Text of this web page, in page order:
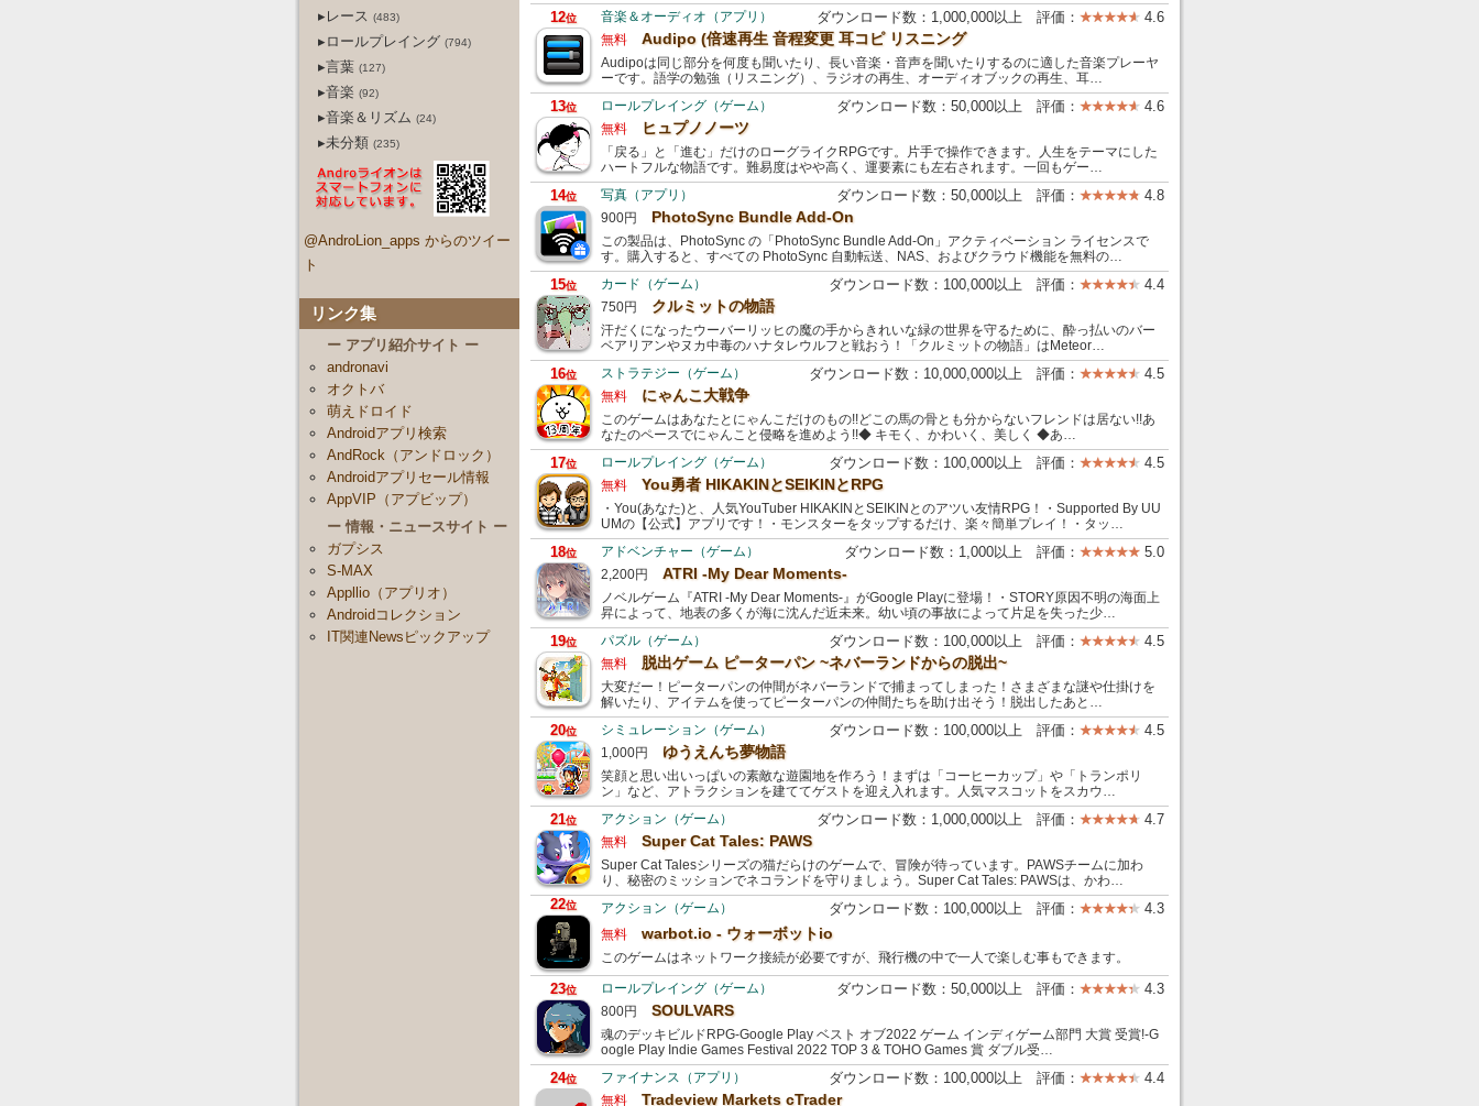
▸レース (483)
▸ロールプレイング (794)
▸言葉 (127)
▸音楽 (92)
▸音楽＆リズム (24)
▸未分類 (235)
@AndroLion_apps からのツイー
ト
リンク集
ー アプリ紹介サイト ー
andronavi
オクトバ
萌えドロイド
Androidアプリ検索
AndRock（アンドロック）
Androidアプリセール情報
AppVIP（アプビップ）
ー 情報・ニュースサイト ー
ガプシス
S-MAX
Appllio（アプリオ）
Androidコレクション
IT関連Newsピックアップ
12位 音楽＆オーディオ（アプリ） ダウンロード数：1,000,000以上 評価： 4.6
無料 Audipo (倍速再生 音程変更 耳コピ リスニング
Audipoは同じ部分を何度も聞いたり、長い音楽・音声を聞いたりするのに適した音楽プレーヤ
ーです。語学の勉強（リスニング）、ラジオの再生、オーディオブックの再生、耳…
13位 ロールプレイング（ゲーム） ダウンロード数：50,000以上 評価： 4.6
無料 ヒュプノノーツ
「戻る」と「進む」だけのローグライクRPGです。片手で操作できます。人生をテーマにした
ハートフルな物語です。難易度はやや高く、運要素にも左右されます。一回もゲー…
14位 写真（アプリ） ダウンロード数：50,000以上 評価： 4.8
900円 PhotoSync Bundle Add-On
この製品は、PhotoSync の「PhotoSync Bundle Add-On」アクティベーション ライセンスで
す。購入すると、すべての PhotoSync 自動転送、NAS、およびクラウド機能を無料の…
15位 カード（ゲーム） ダウンロード数：100,000以上 評価： 4.4
750円 クルミットの物語
汗だくになったウーバーリッヒの魔の手からきれいな緑の世界を守るために、酔っ払いのバー
ベアリアンやヌカ中毒のハナタレウルフと戦おう！「クルミットの物語」はMeteor…
16位 ストラテジー（ゲーム） ダウンロード数：10,000,000以上 評価： 4.5
無料 にゃんこ大戦争
このゲームはあなたとにゃんこだけのもの!!どこの馬の骨とも分からないフレンドは居ない!!あ
なたのペースでにゃんこと侵略を進めよう!!◆ キモく、かわいく、美しく ◆あ…
17位 ロールプレイング（ゲーム） ダウンロード数：100,000以上 評価： 4.5
無料 You勇者 HIKAKINとSEIKINとRPG
・You(あなた)と、人気YouTuber HIKAKINとSEIKINとのアツい友情RPG！・Supported By UU
UMの【公式】アプリです！・モンスターをタップするだけ、楽々簡単プレイ！・タッ…
18位 アドベンチャー（ゲーム） ダウンロード数：1,000以上 評価： 5.0
2,200円 ATRI -My Dear Moments-
ノベルゲーム『ATRI -My Dear Moments-』がGoogle Playに登場！・STORY原因不明の海面上
昇によって、地表の多くが海に沈んだ近未来。幼い頃の事故によって片足を失った少…
19位 パズル（ゲーム） ダウンロード数：100,000以上 評価： 4.5
無料 脱出ゲーム ピーターパン ~ネバーランドからの脱出~
大変だー！ピーターパンの仲間がネバーランドで捕まってしまった！さまざまな謎や仕掛けを
解いたり、アイテムを使ってピーターパンの仲間たちを助け出そう！脱出したあと…
20位 シミュレーション（ゲーム） ダウンロード数：100,000以上 評価： 4.5
1,000円 ゆうえんち夢物語
笑顔と思い出いっぱいの素敵な遊園地を作ろう！まずは「コーヒーカップ」や「トランポリ
ン」など、アトラクションを建ててゲストを迎え入れます。人気マスコットをスカウ…
21位 アクション（ゲーム） ダウンロード数：1,000,000以上 評価： 4.7
無料 Super Cat Tales: PAWS
Super Cat Talesシリーズの猫だらけのゲームで、冒険が待っています。PAWSチームに加わ
り、秘密のミッションでネコランドを守りましょう。Super Cat Tales: PAWSは、かわ…
22位 アクション（ゲーム） ダウンロード数：100,000以上 評価： 4.3
無料 warbot.io - ウォーボットio
このゲームはネットワーク接続が必要ですが、飛行機の中で一人で楽しむ事もできます。
23位 ロールプレイング（ゲーム） ダウンロード数：50,000以上 評価： 4.3
800円 SOULVARS
魂のデッキビルドRPG-Google Play ベスト オブ2022 ゲーム インディゲーム部門 大賞 受賞!-G
oogle Play Indie Games Festival 2022 TOP 3 & TOHO Games 賞 ダブル受…
24位 ファイナンス（アプリ） ダウンロード数：100,000以上 評価： 4.4
無料 Tradeview Markets cTrader